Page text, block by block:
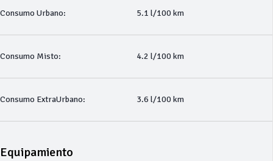
Consumo Urbano: 5.1 l/100 km
Consumo Misto: 4.2 l/100 km
Consumo ExtraUrbano: 3.6 l/100 km
Equipamiento